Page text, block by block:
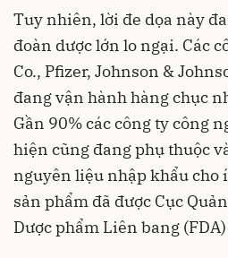
Tuy nhiên, lời đe dọa này
đoàn dược lớn lo ngại. Các
Co., Pfizer, Johnson &
đang vận hành hàng chục
Gần 90% các công ty công
hiện cũng đang phụ thuộc
nguyên liệu nhập khẩu cho
sản phẩm đã được Cục
Dược phẩm Liên bang